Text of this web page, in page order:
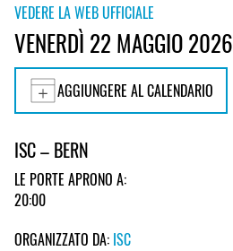
VEDERE LA WEB UFFICIALE
VENERDÌ 22 MAGGIO 2026
AGGIUNGERE AL CALENDARIO
ISC – BERN
LE PORTE APRONO A:
20:00
ORGANIZZATO DA: ISC